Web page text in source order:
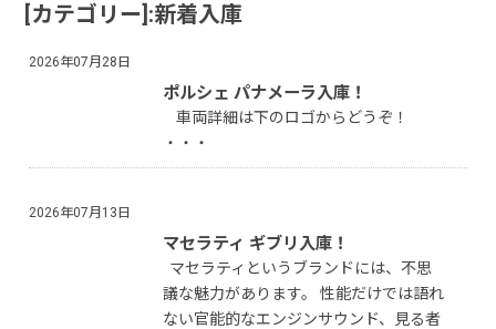
[カテゴリー]:新着入庫
ポルシェ パナメーラ入庫！
車両詳細は下のロゴからどうぞ！
・・・
2026年07月28日
マセラティ ギブリ入庫！
マセラティというブランドには、不思
議な魅力があります。 性能だけでは語れ
ない官能的なエンジンサウンド、見る者
2026年07月13日